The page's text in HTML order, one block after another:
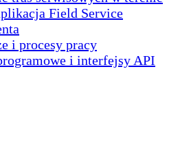
Field Service
i procesy pracy
i interfejsy API